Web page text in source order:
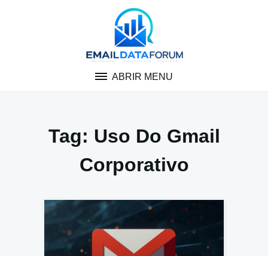
ABRIR MENU
Tag: Uso Do Gmail
Corporativo